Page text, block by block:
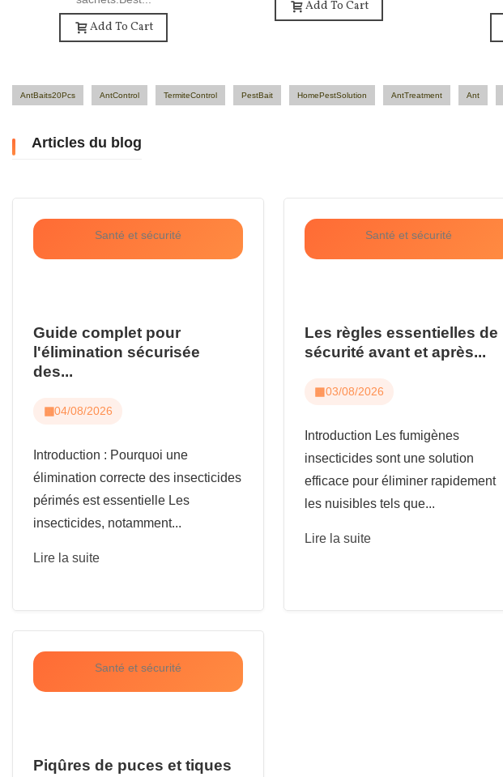
Add To Cart
Add To Cart
AntBaits20Pcs AntControl TermiteControl PestBait HomePestSolution AntTreatment Ant
Articles du blog
Santé et sécurité
Guide complet pour
l'élimination sécurisée
des...
04/08/2026
Introduction : Pourquoi une
élimination correcte des insecticides
périmés est essentielle Les
insecticides, notamment...
Lire la suite
Santé et sécurité
Les règles essentielles de
sécurité avant et après...
03/08/2026
Introduction Les fumigènes
insecticides sont une solution
efficace pour éliminer rapidement
les nuisibles tels que...
Lire la suite
Santé et sécurité
Piqûres de puces et tiques